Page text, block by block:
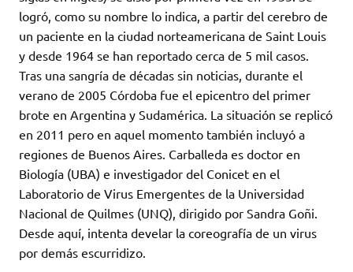
logró, como su nombre lo indica, a partir del cerebro de
un paciente en la ciudad norteamericana de Saint Louis
y desde 1964 se han reportado cerca de 5 mil casos.
Tras una sangría de décadas sin noticias, durante el
verano de 2005 Córdoba fue el epicentro del primer
brote en Argentina y Sudamérica. La situación se replicó
en 2011 pero en aquel momento también incluyó a
regiones de Buenos Aires. Carballeda es doctor en
Biología (UBA) e investigador del Conicet en el
Laboratorio de Virus Emergentes de la Universidad
Nacional de Quilmes (UNQ), dirigido por Sandra Goñi.
Desde aquí, intenta develar la coreografía de un virus
por demás escurridizo.